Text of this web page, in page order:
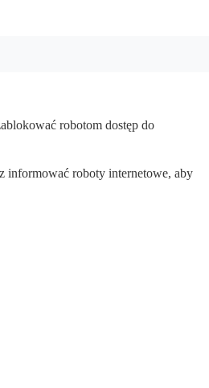
robotom dostęp do
informować roboty internetowe, aby